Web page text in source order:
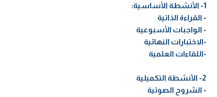
1- الأنشطة الأساسية:
- القراءة الذاتية
- الواجبات الأسبوعية
-الاختبارات النهائية
-اللقاءات العلمية
2- الأنشطة التكميلية
- الشروح الصوتية